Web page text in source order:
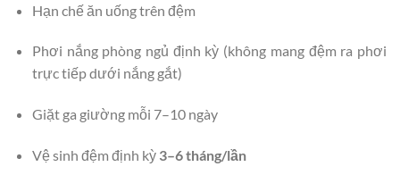
Hạn chế ăn uống trên đệm
Phơi nắng phòng ngủ định kỳ (không mang đệm ra phơi
trực tiếp dưới nắng gắt)
Giặt ga giường mỗi 7–10 ngày
Vệ sinh đệm định kỳ 3–6 tháng/lần